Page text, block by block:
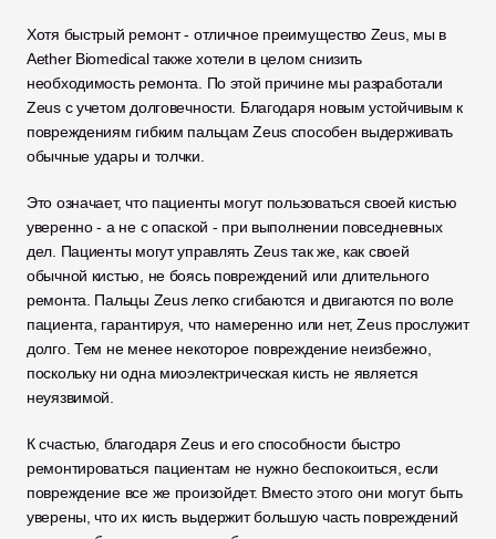
Хотя быстрый ремонт - отличное преимущество Zeus, мы в
Aether Biomedical также хотели в целом снизить
необходимость ремонта. По этой причине мы разработали
Zeus с учетом долговечности. Благодаря новым устойчивым к
повреждениям гибким пальцам Zeus способен выдерживать
обычные удары и толчки.
Это означает, что пациенты могут пользоваться своей кистью
уверенно - а не с опаской - при выполнении повседневных
дел. Пациенты могут управлять Zeus так же, как своей
обычной кистью, не боясь повреждений или длительного
ремонта. Пальцы Zeus легко сгибаются и двигаются по воле
пациента, гарантируя, что намеренно или нет, Zeus прослужит
долго. Тем не менее некоторое повреждение неизбежно,
поскольку ни одна миоэлектрическая кисть не является
неуязвимой.
К счастью, благодаря Zeus и его способности быстро
ремонтироваться пациентам не нужно беспокоиться, если
повреждение все же произойдет. Вместо этого они могут быть
уверены, что их кисть выдержит большую часть повреждений